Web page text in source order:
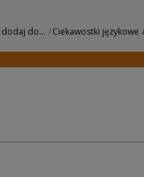
dodaj do... Ciekawostki językowe